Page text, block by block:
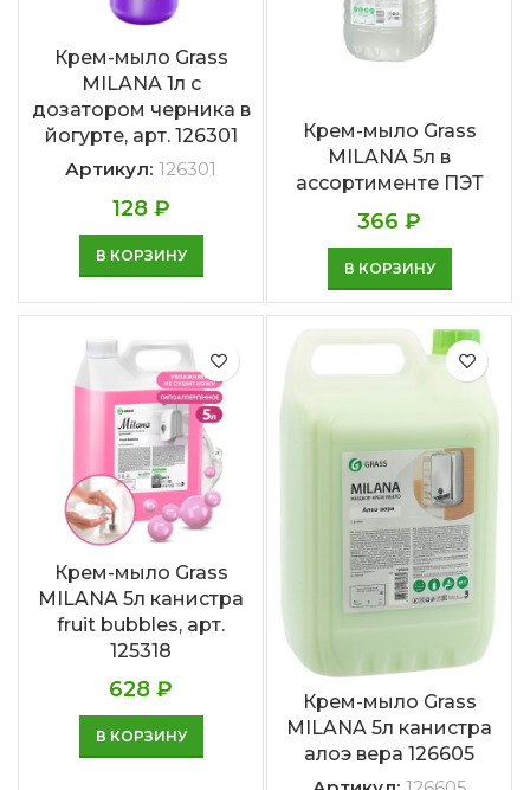
Крем-мыло Grass
MILANA 1л с
дозатором черника в
йогурте, арт. 126301
Артикул: 126301
128 ₽
В КОРЗИНУ
Крем-мыло Grass
MILANA 5л в
ассортименте ПЭТ
366 ₽
В КОРЗИНУ
Крем-мыло Grass
MILANA 5л канистра
fruit bubbles, арт.
125318
628 ₽
В КОРЗИНУ
Крем-мыло Grass
MILANA 5л канистра
алоэ вера 126605